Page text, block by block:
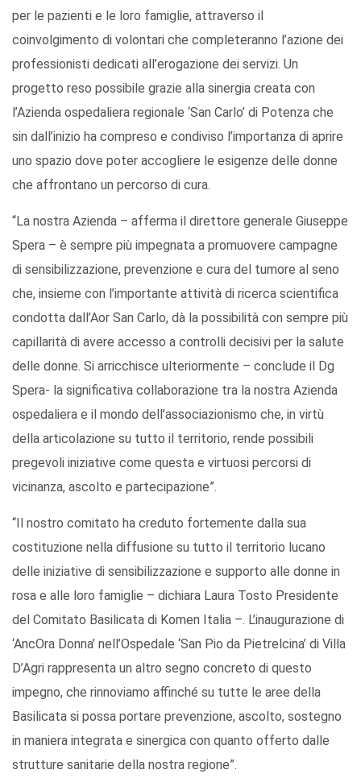
per le pazienti e le loro famiglie, attraverso il
coinvolgimento di volontari che completeranno l’azione dei
professionisti dedicati all’erogazione dei servizi. Un
progetto reso possibile grazie alla sinergia creata con
l’Azienda ospedaliera regionale ‘San Carlo’ di Potenza che
sin dall’inizio ha compreso e condiviso l’importanza di aprire
uno spazio dove poter accogliere le esigenze delle donne
che affrontano un percorso di cura.
“La nostra Azienda – afferma il direttore generale Giuseppe
Spera – è sempre più impegnata a promuovere campagne
di sensibilizzazione, prevenzione e cura del tumore al seno
che, insieme con l’importante attività di ricerca scientifica
condotta dall’Aor San Carlo, dà la possibilità con sempre più
capillarità di avere accesso a controlli decisivi per la salute
delle donne. Si arricchisce ulteriormente – conclude il Dg
Spera- la significativa collaborazione tra la nostra Azienda
ospedaliera e il mondo dell’associazionismo che, in virtù
della articolazione su tutto il territorio, rende possibili
pregevoli iniziative come questa e virtuosi percorsi di
vicinanza, ascolto e partecipazione”.
“Il nostro comitato ha creduto fortemente dalla sua
costituzione nella diffusione su tutto il territorio lucano
delle iniziative di sensibilizzazione e supporto alle donne in
rosa e alle loro famiglie – dichiara Laura Tosto Presidente
del Comitato Basilicata di Komen Italia –. L’inaugurazione di
‘AncOra Donna’ nell’Ospedale ‘San Pio da Pietrelcina’ di Villa
D’Agri rappresenta un altro segno concreto di questo
impegno, che rinnoviamo affinché su tutte le aree della
Basilicata si possa portare prevenzione, ascolto, sostegno
in maniera integrata e sinergica con quanto offerto dalle
strutture sanitarie della nostra regione”.